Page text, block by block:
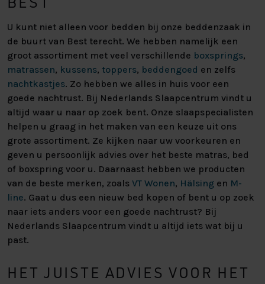
U kunt niet alleen voor bedden bij onze beddenzaak in
de buurt van Best terecht. We hebben namelijk een
groot assortiment met veel verschillende boxsprings,
matrassen, kussens, toppers, beddengoed en zelfs
nachtkastjes. Zo hebben we alles in huis voor een
goede nachtrust. Bij Nederlands Slaapcentrum vindt u
altijd waar u naar op zoek bent. Onze slaapspecialisten
helpen u graag in het maken van een keuze uit ons
grote assortiment. Ze kijken naar uw voorkeuren en
geven u persoonlijk advies over het beste matras, bed
of boxspring voor u. Daarnaast hebben we producten
van de beste merken, zoals VT Wonen, Hälsing en M-
line. Gaat u dus een nieuw bed kopen of bent u op zoek
naar iets anders voor een goede nachtrust? Bij
Nederlands Slaapcentrum vindt u altijd iets wat bij u
past.
HET JUISTE ADVIES VOOR HET